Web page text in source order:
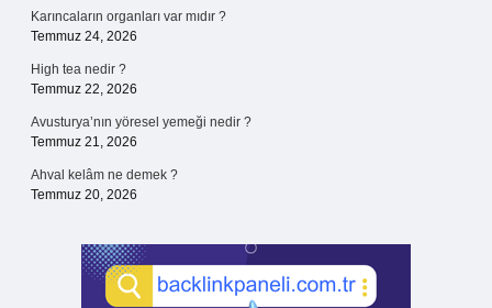
Karıncaların organları var mıdır ?
Temmuz 24, 2026
High tea nedir ?
Temmuz 22, 2026
Avusturya’nın yöresel yemeği nedir ?
Temmuz 21, 2026
Ahval kelâm ne demek ?
Temmuz 20, 2026